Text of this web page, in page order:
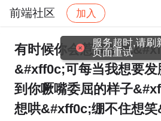
前端社区 加入
社区 前端社区 感慨 帖
有时候你会惹我生气
&#xff0c;可每当我想要
到你噘嘴委屈的样子
想哄&#xff0c;绷不住想
服务超时,请刷
页面重试